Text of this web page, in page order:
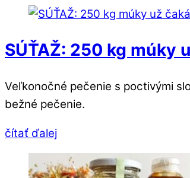
SÚŤAŽ: 250 kg múky
Veľkonočné pečenie s poctivými
bežné pečenie.
čítať ďalej